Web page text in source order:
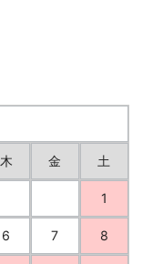
木 金 土
1
6 7 8